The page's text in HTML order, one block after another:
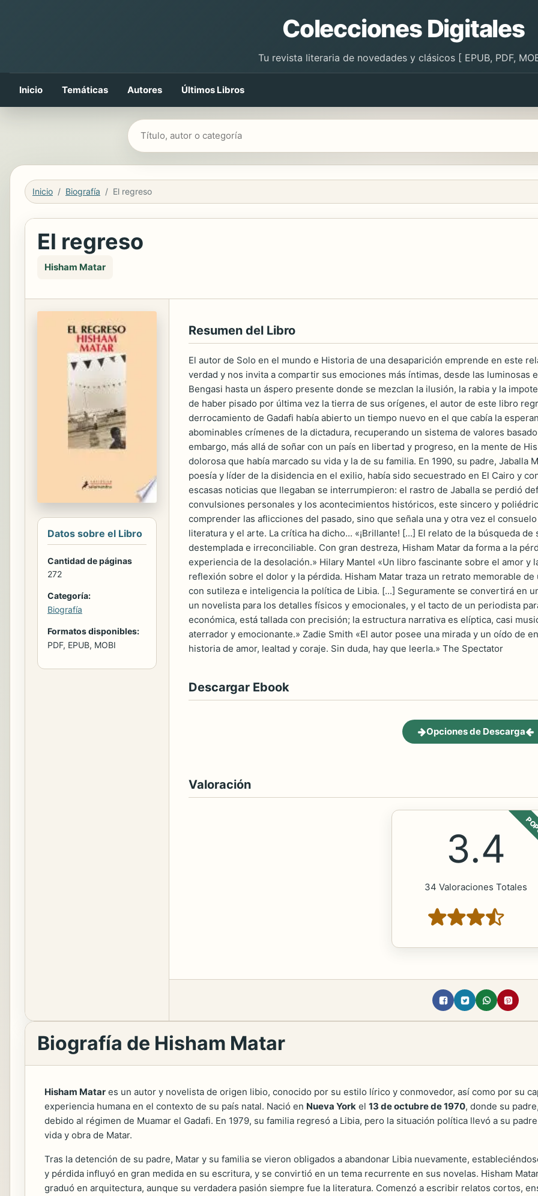
Colecciones Digitales
Tu revista literaria de novedades y clásicos [ EPUB, PDF,
Inicio Temáticas Autores Últimos Libros
Buscar libros
Inicio Biografía El regreso
El regreso
Hisham Matar
Datos sobre el Libro
Cantidad de páginas
272
Categoría:
Biografía
Formatos disponibles:
PDF, EPUB, MOBI
Resumen del Libro
El autor de Solo en el mundo e Historia de una desaparición emprende en este
verdad y nos invita a compartir sus emociones más íntimas, desde las luminosas
Bengasi hasta un áspero presente donde se mezclan la ilusión, la rabia y la
de haber pisado por última vez la tierra de sus orígenes, el autor de este libro
derrocamiento de Gadafi había abierto un tiempo nuevo en el que cabía la
abominables crímenes de la dictadura, recuperando un sistema de valores
embargo, más allá de soñar con un país en libertad y progreso, en la mente de
dolorosa que había marcado su vida y la de su familia. En 1990, su padre, Jaballa
poesía y líder de la disidencia en el exilio, había sido secuestrado en El Cairo y
escasas noticias que llegaban se interrumpieron: el rastro de Jaballa se perdió
convulsiones personales y los acontecimientos históricos, este sincero y
comprender las aflicciones del pasado, sino que señala una y otra vez el
literatura y el arte. La crítica ha dicho... «¡Brillante! [...] El relato de la búsqueda
destemplada e irreconciliable. Con gran destreza, Hisham Matar da forma a la
experiencia de la desolación.» Hilary Mantel «Un libro fascinante sobre el amor y
reflexión sobre el dolor y la pérdida. Hisham Matar traza un retrato memorable
con sutileza e inteligencia la política de Libia. [...] Seguramente se convertirá en
un novelista para los detalles físicos y emocionales, y el tacto de un periodista
económica, está tallada con precisión; la estructura narrativa es elíptica, casi
aterrador y emocionante.» Zadie Smith «El autor posee una mirada y un oído de
historia de amor, lealtad y coraje. Sin duda, hay que leerla.» The Spectator
Descargar Ebook
Opciones de Descarga
Valoración
3.4
34 Valoraciones Totales
Biografía de Hisham Matar
Hisham Matar es un autor y novelista de origen libio, conocido por su estilo lírico y conmovedor, así como por su
experiencia humana en el contexto de su país natal. Nació en Nueva York el 13 de octubre de 1970, donde su
debido al régimen de Muamar el Gadafi. En 1979, su familia regresó a Libia, pero la situación política llevó a su
vida y obra de Matar.
Tras la detención de su padre, Matar y su familia se vieron obligados a abandonar Libia nuevamente,
y pérdida influyó en gran medida en su escritura, y se convirtió en un tema recurrente en sus novelas. Hisham
graduó en arquitectura, aunque su verdadera pasión siempre fue la literatura. Comenzó a escribir relatos cortos,